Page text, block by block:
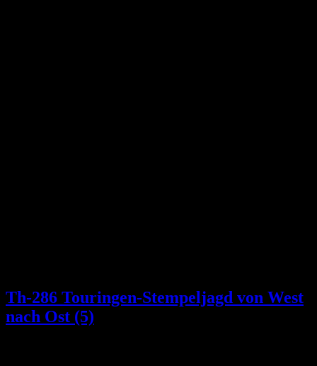
Th-286 Touringen-Stempeljagd von West
nach Ost (5)